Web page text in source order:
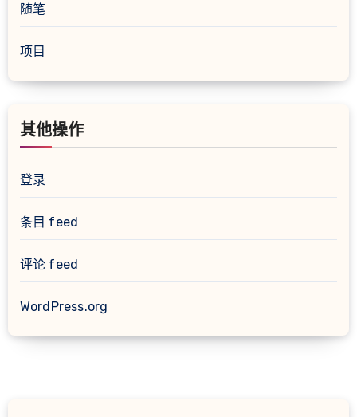
随笔
项目
其他操作
登录
条目 feed
评论 feed
WordPress.org